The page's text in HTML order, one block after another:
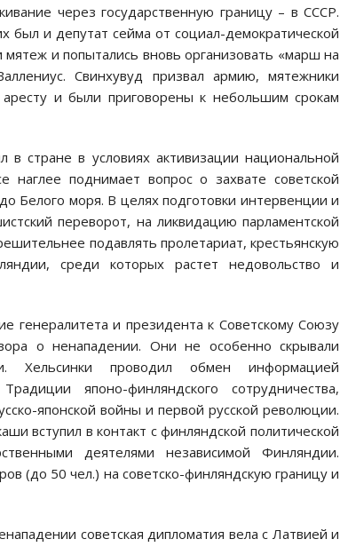
через государственную границу – в СССР.
был и депутат сейма от социал-демократической
и попытались вновь организовать «марш на
Свинхувуд призвал армию, мятежники
и были приговорены к небольшим срокам
стране в условиях активизации национальной
наглее поднимает вопрос о захвате советской
Белого моря. В целях подготовки интервенции и
переворот, на ликвидацию парламентской
подавлять пролетариат, крестьянскую
среди которых растет недовольство и
генералитета и президента к Советскому Союзу
о ненападении. Они не особенно скрывали
Хельсинки проводил обмен информацией
японо-финляндского сотрудничества,
японской войны и первой русской революции.
вступил в контакт с финляндской политической
деятелями независимой Финляндии.
(до 50 чел.) на советско-финляндскую границу и
советская дипломатия вела с Латвией и